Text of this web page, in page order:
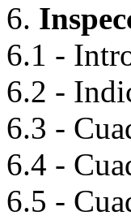
6.
6.1 -
6.2 -
6.3 -
6.4 -
6.5 -